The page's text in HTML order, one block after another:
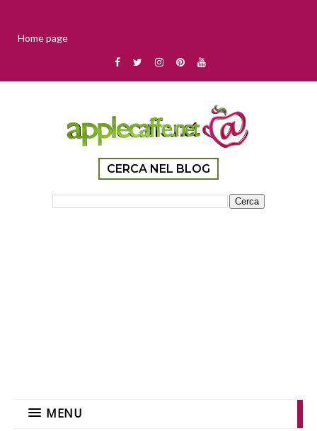
Home page
CERCA NEL BLOG
MENU